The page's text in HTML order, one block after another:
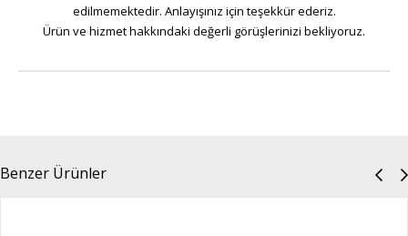
edilmemektedir. Anlayışınız için teşekkür ederiz.
Ürün ve hizmet hakkındaki değerli görüşlerinizi bekliyoruz.
Benzer Ürünler